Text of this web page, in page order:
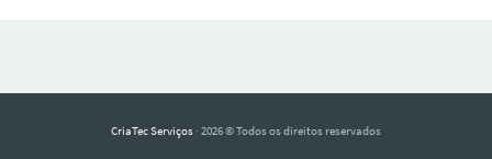
CriaTec Serviços · 2026 © Todos os direitos reservados